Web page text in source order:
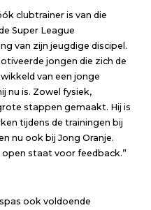
clubtrainer is van die
Super League
van zijn jeugdige discipel.
jongen die zich de
van een jonge
nu is. Zowel fysiek,
stappen gemaakt. Hij is
tijdens de trainingen bij
nu ook bij Jong Oranje.
staat voor feedback.”
ook voldoende